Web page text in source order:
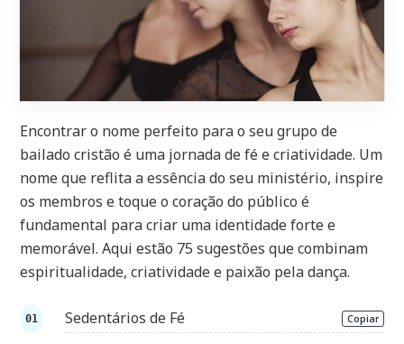
Encontrar o nome perfeito para o seu grupo de
bailado cristão é uma jornada de fé e criatividade. Um
nome que reflita a essência do seu ministério, inspire
os membros e toque o coração do público é
fundamental para criar uma identidade forte e
memorável. Aqui estão 75 sugestões que combinam
espiritualidade, criatividade e paixão pela dança.
Sedentários de Fé Copiar